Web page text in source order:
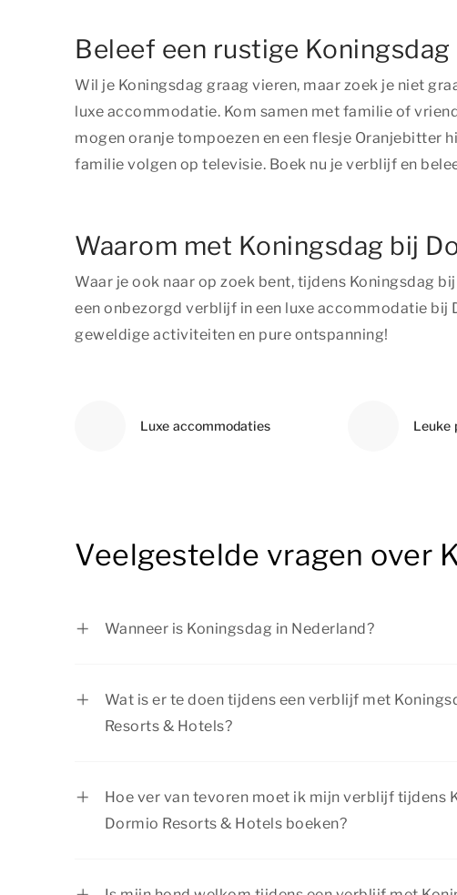
Beleef een rustige
Wil je Koningsdag graag vieren, maar zoek je niet
luxe accommodatie. Kom samen met familie of
mogen oranje tompoezen en een flesje Oranjebitter
familie volgen op televisie. Boek nu je verblijf en
Waarom met Koningsdag bij
Waar je ook naar op zoek bent, tijdens Koningsdag
een onbezorgd verblijf in een luxe accommodatie bij
geweldige activiteiten en pure ontspanning!
Luxe accommodaties Leuke
Veelgestelde vragen over
Wanneer is Koningsdag in Nederland?
Wat is er te doen tijdens een verblijf met
Resorts & Hotels?
Hoe ver van tevoren moet ik mijn verblijf tijdens
Dormio Resorts & Hotels boeken?